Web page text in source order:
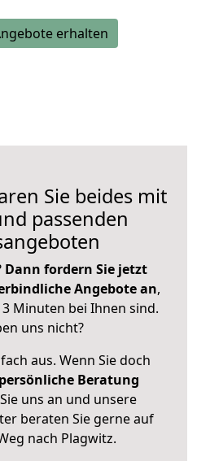
erhalten
Sie beides mit
passenden
Dann fordern Sie jetzt
Angebote an,
Minuten bei Ihnen sind.
uns nicht?
aus. Wenn Sie doch
persönliche Beratung
uns an und unsere
beraten Sie gerne auf
nach Plagwitz.